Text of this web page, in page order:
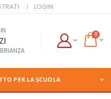
LOGIN
0
PER LA SCUOLA